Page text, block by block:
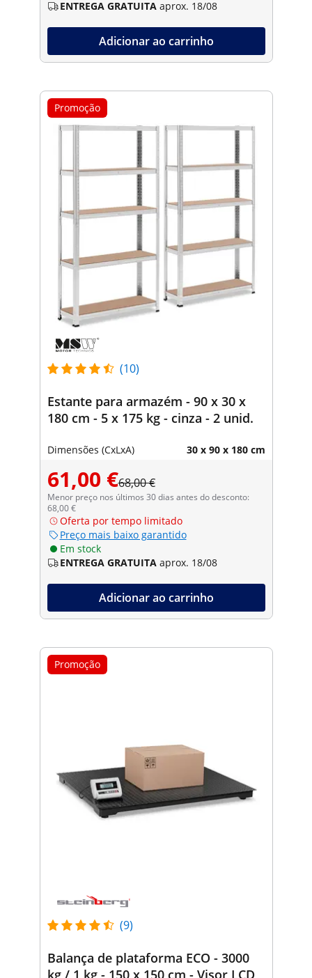
ENTREGA GRATUITA aprox. 18/08
Adicionar ao carrinho
Promoção
(10)
Estante para armazém - 90 x 30 x
180 cm - 5 x 175 kg - cinza - 2 unid.
Dimensões (CxLxA) 30 x 90 x 180 cm
61,00 €68,00 €
Menor preço nos últimos 30 dias antes do desconto:
68,00 €
Oferta por tempo limitado
Preço mais baixo garantido
Em stock
ENTREGA GRATUITA aprox. 18/08
Adicionar ao carrinho
Promoção
(9)
Balança de plataforma ECO - 3000
kg / 1 kg - 150 x 150 cm - Visor LCD